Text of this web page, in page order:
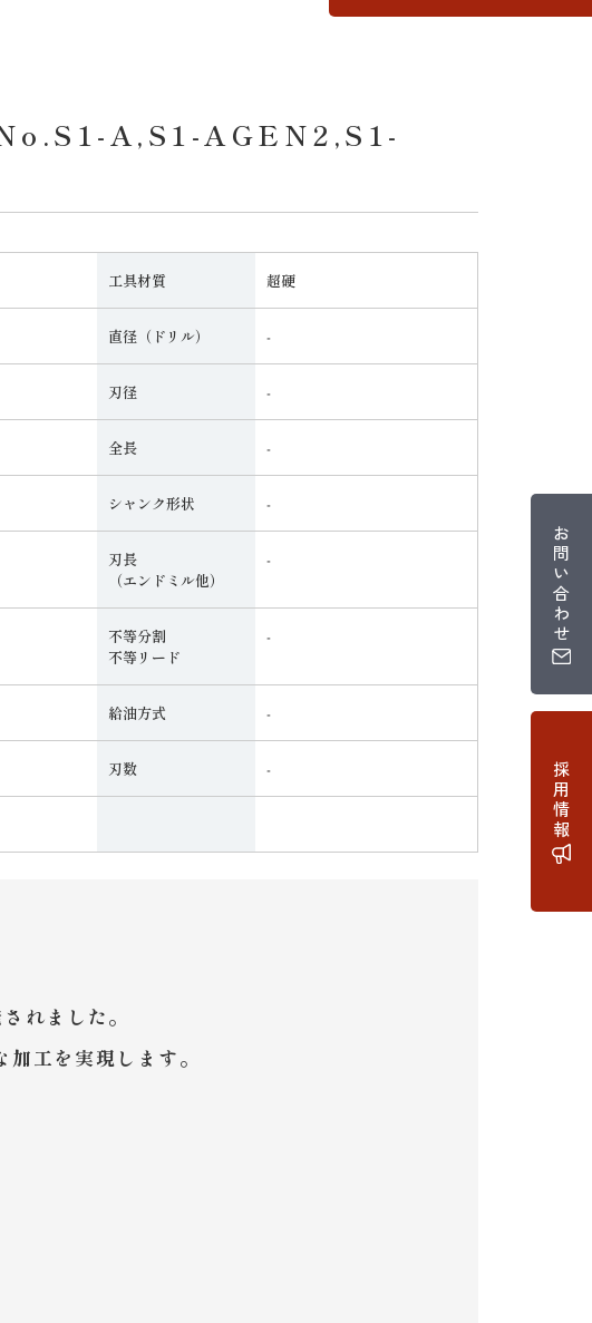
お
問
い
合
わ
せ
採
用
情
報
A,S1-AGEN2,S1-
工具材質 超硬
直径（ドリル） ‐
刃径 ‐
全長 ‐
シャンク形状 ‐
刃長
（エンドミル他）
‐
不等分割
不等リード
‐
給油方式 ‐
刃数 ‐
れました。
工を実現します。